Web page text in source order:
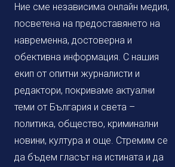
Ние сме независима онлайн медия,
посветена на предоставянето на
навременна, достоверна и
обективна информация. С нашия
екип от опитни журналисти и
редактори, покриваме актуални
теми от България и света –
политика, общество, криминални
новини, култура и още. Стремим се
да бъдем гласът на истината и да